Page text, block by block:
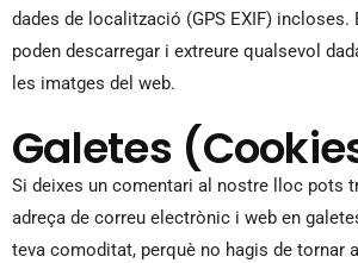
dades de localització (GPS EXIF)
poden descarregar i extreure qualsevol
les imatges del web.
Galetes
Si deixes un comentari al nostre lloc pots
adreça de correu electrònic i web en
teva comoditat, perquè no hagis de tornar